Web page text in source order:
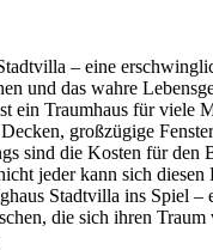
– eine
und das wahre
ein Traumhaus für viele
großzügige
sind die Kosten für den
jeder kann sich
Stadtvilla ins Spiel –
die sich ihren